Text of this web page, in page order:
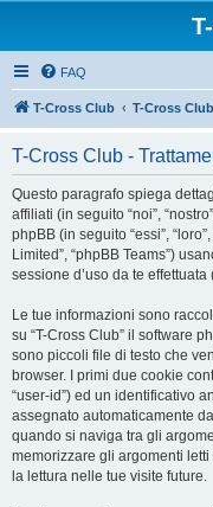
FAQ
T-Cross Club T-Cross Club
T-Cross Club -
Questo paragrafo spiega
affiliati (in seguito “noi”,
phpBB (in seguito “essi”,
Limited”, “phpBB Teams”)
sessione d’uso da te
Le tue informazioni sono
su “T-Cross Club” il software
sono piccoli file di testo che
browser. I primi due cookie
“user-id”) ed un identificativo
assegnato automaticamente
quando si naviga tra gli
memorizzare gli argomenti
la lettura nelle tue visite future.